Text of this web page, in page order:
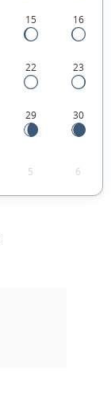
15 16
22 23
29 30
5 6